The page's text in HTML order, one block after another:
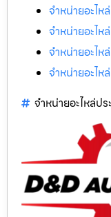
จำหน่ายอะไห
จำหน่ายอะไห
จำหน่ายอะไห
จำหน่ายอะไห
จำหน่ายอะไหล่ป